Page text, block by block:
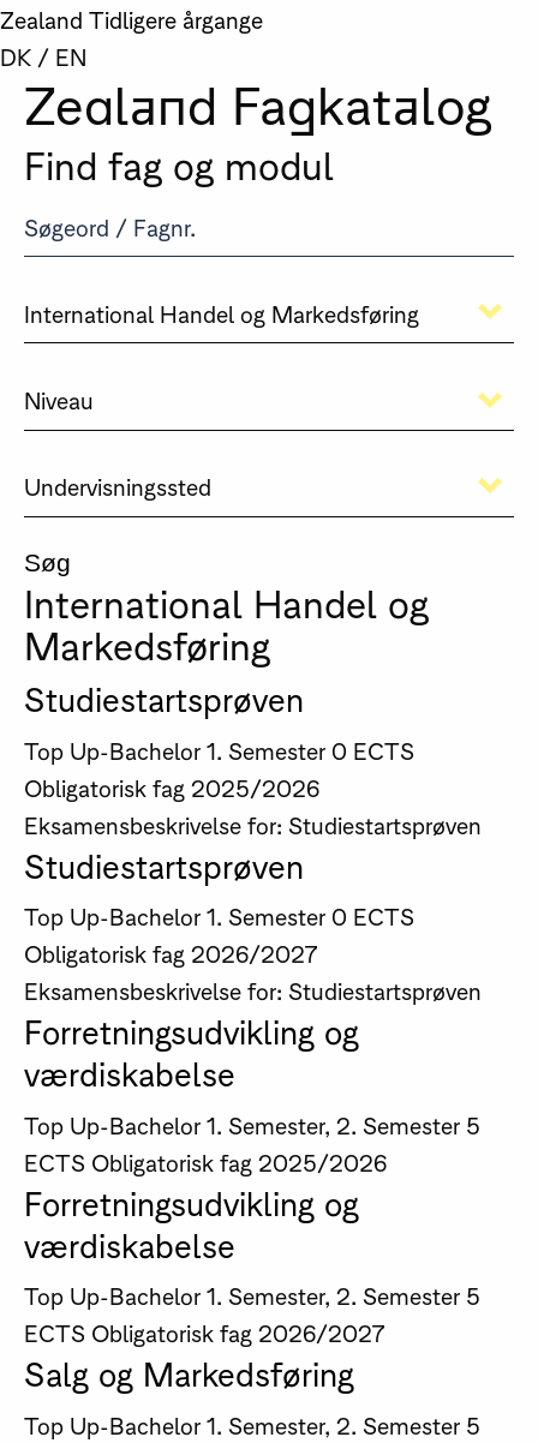
Zealand Tidligere årgange
DK / EN
Zealand Fagkatalog
Find fag og modul
Søg
International Handel og
Markedsføring
Studiestartsprøven
Top Up-Bachelor 1. Semester 0 ECTS
Obligatorisk fag 2025/2026
Eksamensbeskrivelse for: Studiestartsprøven
Studiestartsprøven
Top Up-Bachelor 1. Semester 0 ECTS
Obligatorisk fag 2026/2027
Eksamensbeskrivelse for: Studiestartsprøven
Forretningsudvikling og
værdiskabelse
Top Up-Bachelor 1. Semester, 2. Semester 5
ECTS Obligatorisk fag 2025/2026
Forretningsudvikling og
værdiskabelse
Top Up-Bachelor 1. Semester, 2. Semester 5
ECTS Obligatorisk fag 2026/2027
Salg og Markedsføring
Top Up-Bachelor 1. Semester, 2. Semester 5